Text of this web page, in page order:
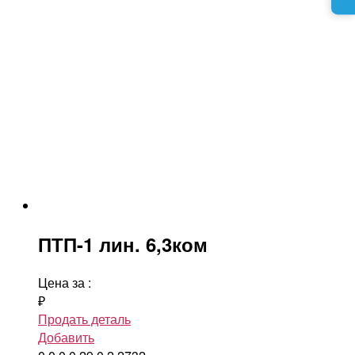
ПТП-1 лин. 6,3ком
Цена за :
₽
Продать деталь
Добавить